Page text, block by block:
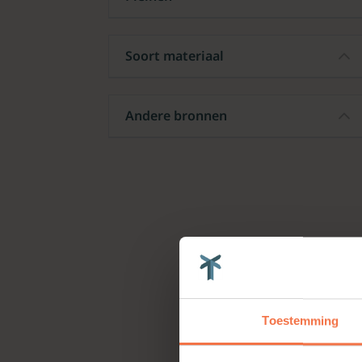
Toestemming
Soort materiaal
Andere bronnen